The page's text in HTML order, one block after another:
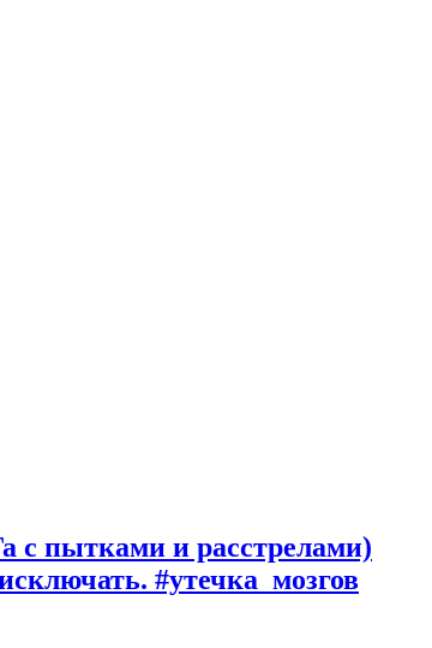
с пытками и расстрелами)
#утечка_мозгов